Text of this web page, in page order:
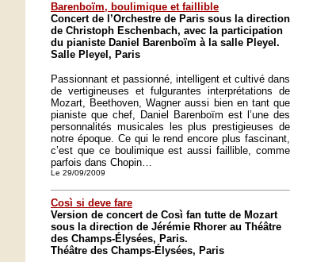
Barenboïm, boulimique et faillible
Concert de l’Orchestre de Paris sous la direction
de Christoph Eschenbach, avec la participation
du pianiste Daniel Barenboïm à la salle Pleyel.
Salle Pleyel, Paris
Passionnant et passionné, intelligent et cultivé dans
de vertigineuses et fulgurantes interprétations de
Mozart, Beethoven, Wagner aussi bien en tant que
pianiste que chef, Daniel Barenboïm est l’une des
personnalités musicales les plus prestigieuses de
notre époque. Ce qui le rend encore plus fascinant,
c’est que ce boulimique est aussi faillible, comme
parfois dans Chopin…
Le 29/09/2009
Così si deve fare
Version de concert de Così fan tutte de Mozart
sous la direction de Jérémie Rhorer au Théâtre
des Champs-Élysées, Paris.
Théâtre des Champs-Élysées, Paris